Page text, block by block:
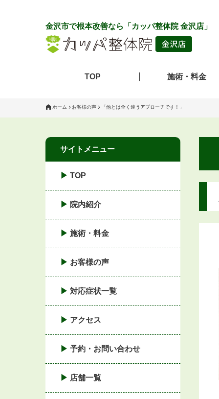
金沢市で根本改善なら「カッパ整体院 金沢店」
TOP 施術・料金
ホーム お客様の声 「他とは全く違うアプローチです！」
サイトメニュー
TOP
院内紹介
施術・料金
お客様の声
対応症状一覧
アクセス
予約・お問い合わせ
店舗一覧